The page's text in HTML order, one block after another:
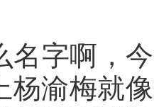
字啊，今
渝梅就